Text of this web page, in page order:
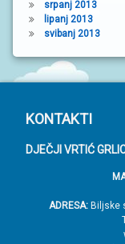
srpanj 2013
lipanj 2013
svibanj 2013
P
o
KONTAKTI
DJEČJI VRTIĆ
ADRESA: Biljske